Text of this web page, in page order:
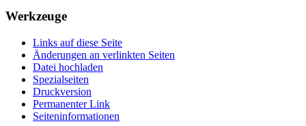
Werkzeuge
Links auf diese Seite
Änderungen an verlinkten Seiten
Datei hochladen
Spezialseiten
Druckversion
Permanenter Link
Seiten­­informationen